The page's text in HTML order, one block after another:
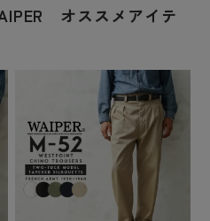
オススメアイテ